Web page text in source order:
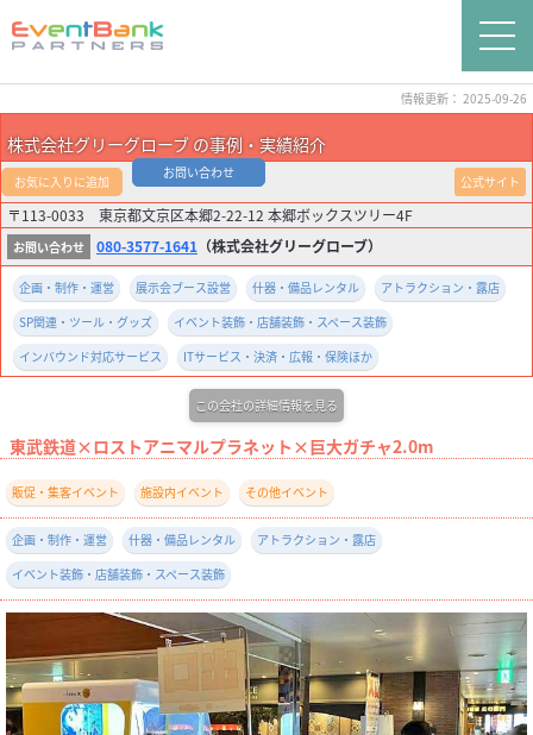
情報更新： 2025-09-26
株式会社グリーグローブ の事例・実績紹介
お気に入りに追加
〒113-0033 東京都文京区本郷2-22-12 本郷ボックスツリー4F
080-3577-1641 （株式会社グリーグローブ）
公式サイト
お問い合わせ
企画・制作・運営 展示会ブース設営 什器・備品レンタル
アトラクション・露店
SP関連・ツール・グッズ
イベント装飾・店舗装飾・スペース装飾
インバウンド対応サービス
ITサービス・決済・広報・保険ほか
この会社の詳細情報を見る
東武鉄道×ロストアニマルプラネット×巨大ガチャ2.0m
販促・集客イベント 施設内イベント その他イベント
企画・制作・運営 什器・備品レンタル
アトラクション・露店
イベント装飾・店舗装飾・スペース装飾